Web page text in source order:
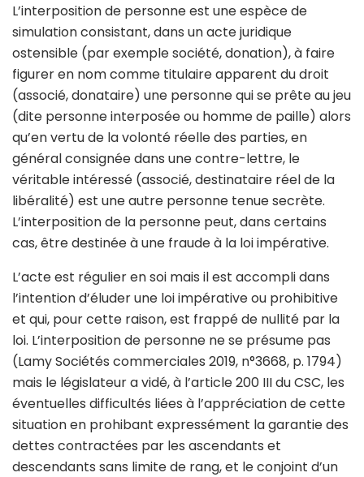
L’interposition de personne est une espèce de
simulation consistant, dans un acte juridique
ostensible (par exemple société, donation), à faire
figurer en nom comme titulaire apparent du droit
(associé, donataire) une personne qui se prête au jeu
(dite personne interposée ou homme de paille) alors
qu’en vertu de la volonté réelle des parties, en
général consignée dans une contre-lettre, le
véritable intéressé (associé, destinataire réel de la
libéralité) est une autre personne tenue secrète.
L’interposition de la personne peut, dans certains
cas, être destinée à une fraude à la loi impérative.
L’acte est régulier en soi mais il est accompli dans
l’intention d’éluder une loi impérative ou prohibitive
et qui, pour cette raison, est frappé de nullité par la
loi. L’interposition de personne ne se présume pas
(Lamy Sociétés commerciales 2019, n°3668, p. 1794)
mais le législateur a vidé, à l’article 200 III du CSC, les
éventuelles difficultés liées à l’appréciation de cette
situation en prohibant expressément la garantie des
dettes contractées par les ascendants et
descendants sans limite de rang, et le conjoint d’un